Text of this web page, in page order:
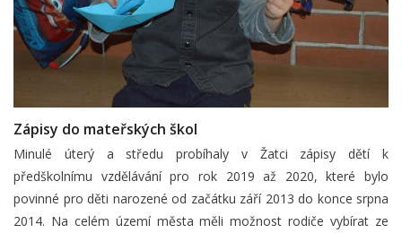
Zápisy do mateřských škol
Minulé úterý a středu probíhaly v Žatci zápisy dětí k
předškolnímu vzdělávání pro rok 2019 až 2020, které bylo
povinné pro děti narozené od začátku září 2013 do konce srpna
2014. Na celém území města měli možnost rodiče vybírat ze